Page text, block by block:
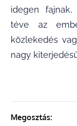
idegen
téve az
közlekedés
nagy
Megosztás: